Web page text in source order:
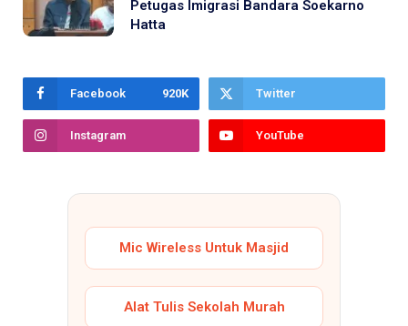
Petugas Imigrasi Bandara Soekarno
Hatta
Facebook 920K Twitter
Instagram YouTube
Mic Wireless Untuk Masjid
Alat Tulis Sekolah Murah